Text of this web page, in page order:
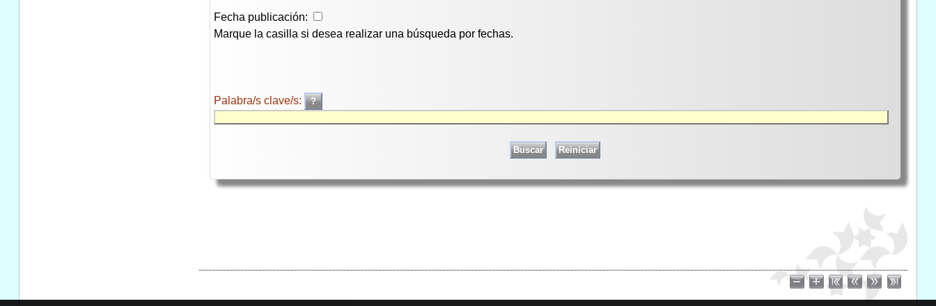
Fecha publicación:
Marque la casilla si desea realizar una búsqueda por fechas.
Palabra/s clave/s: